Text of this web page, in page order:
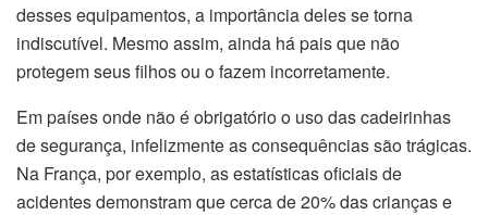
desses equipamentos, a importância deles se torna
indiscutível. Mesmo assim, ainda há pais que não
protegem seus filhos ou o fazem incorretamente.
Em países onde não é obrigatório o uso das cadeirinhas
de segurança, infelizmente as consequências são trágicas.
Na França, por exemplo, as estatísticas oficiais de
acidentes demonstram que cerca de 20% das crianças e